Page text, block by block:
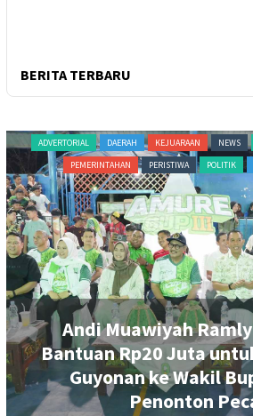
BERITA TERBARU
ADVERTORIAL DAERAH KEJUARAAN NEWS
PEMERINTAHAN
PERISTIWA POLITIK
Andi Muawiyah
Bantuan Rp20 Juta
Guyonan ke Wakil
Penonton